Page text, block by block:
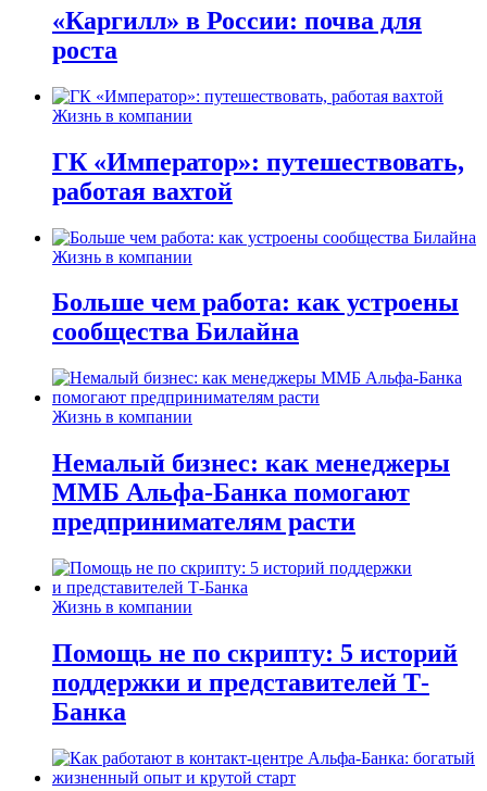
«Каргилл» в России: почва для
роста
Жизнь в компании
ГК «Император»: путешествовать,
работая вахтой
Жизнь в компании
Больше чем работа: как устроены
сообщества Билайна
Жизнь в компании
Немалый бизнес: как менеджеры
ММБ Альфа-Банка помогают
предпринимателям расти
Жизнь в компании
Помощь не по скрипту: 5 историй
поддержки и представителей Т-
Банка